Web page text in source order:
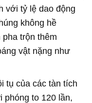
với tỷ lệ dao động
không hề
trộn thêm
vật nặng như
tụ của các tàn tích
phóng to 120 lần,